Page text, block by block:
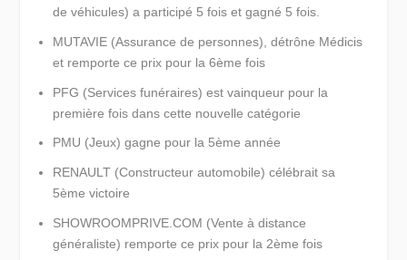
de véhicules) a participé 5 fois et gagné 5 fois.
MUTAVIE (Assurance de personnes), détrône Médicis
et remporte ce prix pour la 6ème fois
PFG (Services funéraires) est vainqueur pour la
première fois dans cette nouvelle catégorie
PMU (Jeux) gagne pour la 5ème année
RENAULT (Constructeur automobile) célébrait sa
5ème victoire
SHOWROOMPRIVE.COM (Vente à distance
généraliste) remporte ce prix pour la 2ème fois